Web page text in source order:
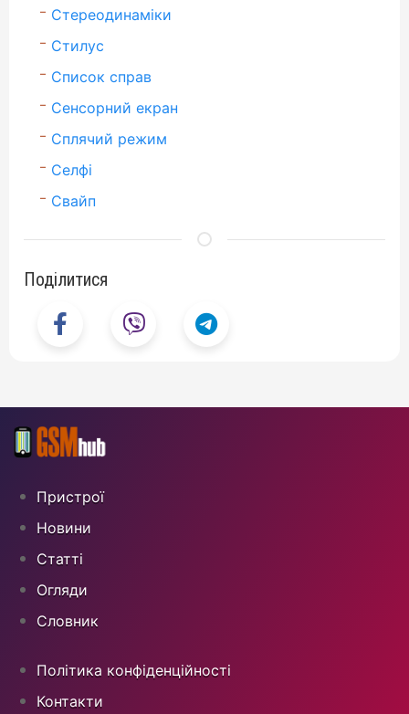
Стереодинаміки
Стилус
Список справ
Сенсорний екран
Сплячий режим
Селфі
Свайп
Поділитися
Пристрої
Новини
Статті
Огляди
Cловник
Політика конфіденційності
Контакти